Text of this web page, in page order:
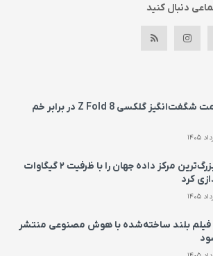
دنبال کنید
مقاومت شگفت‌انگیز گلکسی Z Fold 8 در برابر خم
چین بزرگ‌ترین مرکز داده جهان را با ظرفیت ۲ گیگاوات
کرد
فیلم بلند ساخته‌شده با هوش مصنوعی منتشر